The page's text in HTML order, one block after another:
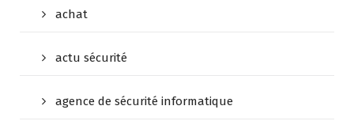
achat
actu sécurité
agence de sécurité informatique